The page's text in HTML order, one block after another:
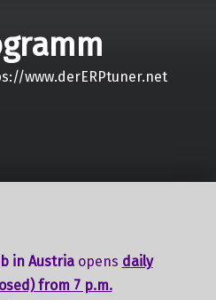
www.derERPtuner.net
in Austria opens daily
from 7 p.m.